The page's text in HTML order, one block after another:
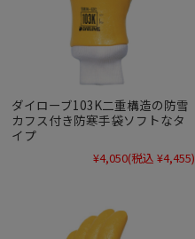
ダイローブ103K二重構造の防雪
カフス付き防寒手袋ソフトなタ
イプ
¥4,050(税込 ¥4,455)